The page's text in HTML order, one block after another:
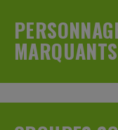
MARQUANTS